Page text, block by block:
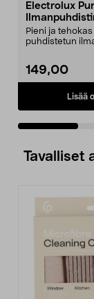
Electrolux
Pieni ja
puhdistetun
149,00
Lisää
Tavalliset